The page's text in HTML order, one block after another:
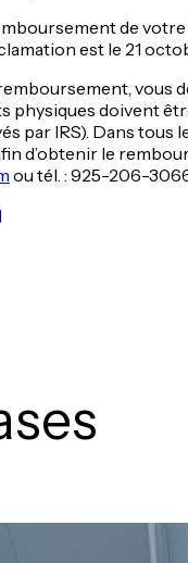
de
est le 21
vous
doivent
par IRS). Dans
d’obtenir le
ou tél. : 925-206-